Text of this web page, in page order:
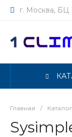
г. Москва, БЦ
Главная /